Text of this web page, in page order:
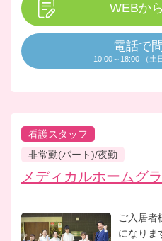
す。
WEBか
電話で
10:00～18:00 （土
看護スタッフ
非常勤(パート)/夜勤
メディカルホームグ
ご入居者
になりま